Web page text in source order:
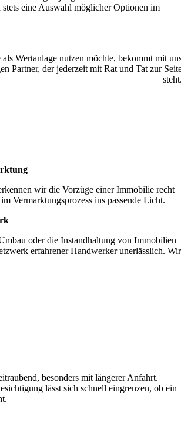
stets eine Auswahl möglicher Optionen im
Wertanlage nutzen möchte, bekommt mit
Partner, der jederzeit mit Rat und Tat zur
wir die Vorzüge einer Immobilie recht
Vermarktungsprozess ins passende Licht.
oder die Instandhaltung von Immobilien
erfahrener Handwerker unerlässlich. Wir
besonders mit längerer Anfahrt.
lässt sich schnell eingrenzen, ob ein